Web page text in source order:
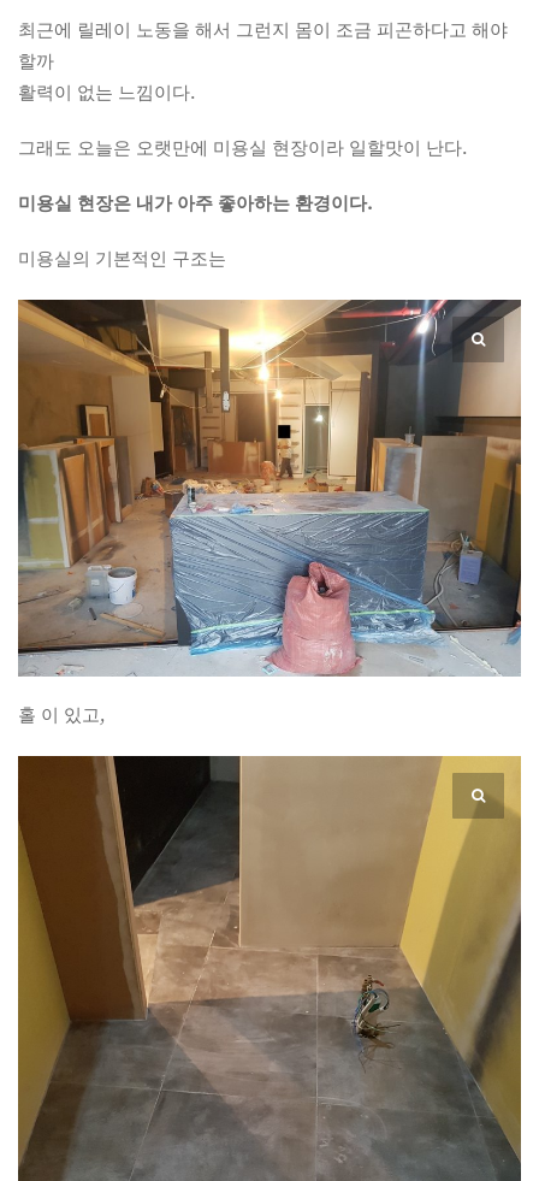
최근에 릴레이 노동을 해서 그런지 몸이 조금 피곤하다고 해야
할까
활력이 없는 느낌이다.
그래도 오늘은 오랫만에 미용실 현장이라 일할맛이 난다.
미용실 현장은 내가 아주 좋아하는 환경이다.
미용실의 기본적인 구조는
홀 이 있고,